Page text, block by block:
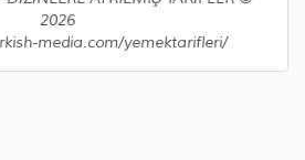
2026
media.com/yemektarifleri/